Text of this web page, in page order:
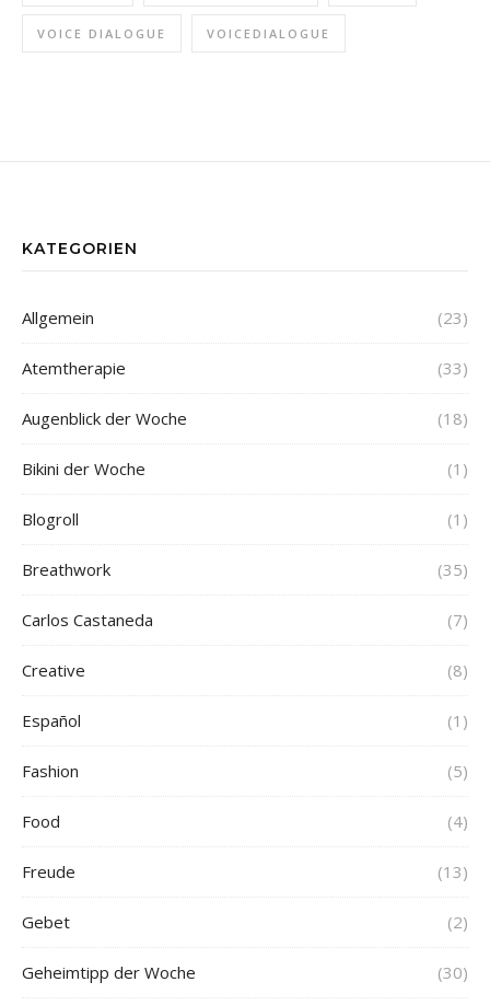
VOICE DIALOGUE VOICEDIALOGUE
KATEGORIEN
Allgemein (23)
Atemtherapie (33)
Augenblick der Woche (18)
Bikini der Woche (1)
Blogroll (1)
Breathwork (35)
Carlos Castaneda (7)
Creative (8)
Español (1)
Fashion (5)
Food (4)
Freude (13)
Gebet (2)
Geheimtipp der Woche (30)